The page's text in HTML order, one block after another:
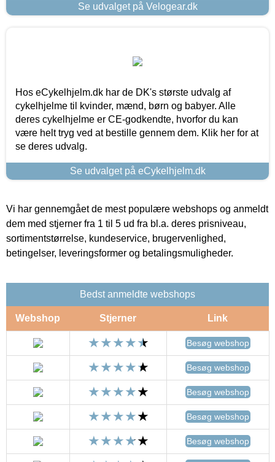
Se udvalget på Velogear.dk
Hos eCykelhjelm.dk har de DK's største udvalg af
cykelhjelme til kvinder, mænd, børn og babyer. Alle
deres cykelhjelme er CE-godkendte, hvorfor du kan
være helt tryg ved at bestille gennem dem. Klik her for at
se deres udvalg.
Se udvalget på eCykelhjelm.dk
Vi har gennemgået de mest populære webshops og anmeldt
dem med stjerner fra 1 til 5 ud fra bl.a. deres prisniveau,
sortimentstørrelse, kundeservice, brugervenlighed,
betingelser, leveringsformer og betalingsmuligheder.
Bedst anmeldte webshops
Webshop Stjerner Link
Besøg webshop
Besøg webshop
Besøg webshop
Besøg webshop
Besøg webshop